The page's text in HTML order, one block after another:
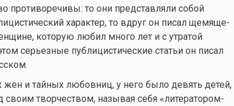
противоречивы: то они представляли собой
характер, то вдруг он писал щемяще-
которую любил много лет и с утратой
серьезные публицистические статьи он писал
и тайных любовниц, у него было девять детей,
творчеством, называя себя «литератором-